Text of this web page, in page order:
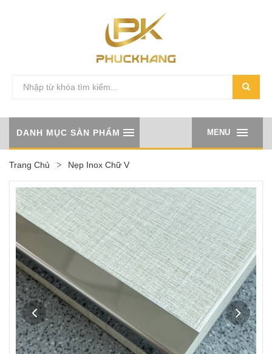
MENU
DANH MỤC SẢN PHẨM
Trang Chủ Nẹp Inox Chữ V